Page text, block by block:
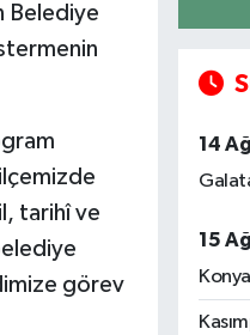
Belediye
tarihî ve
görev
14
15